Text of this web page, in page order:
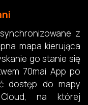
z
mapa kierująca
go stanie się
70mai App po
dostęp do mapy
na której